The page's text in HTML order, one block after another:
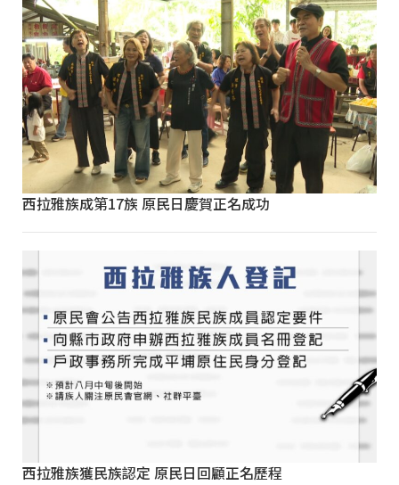
西拉雅族成第17族 原民日慶賀正名成功
西拉雅族獲民族認定 原民日回顧正名歷程